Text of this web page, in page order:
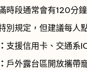
時段通常會有120分
別規定，但建議每人
支援信用卡、交通系
戶外露台區開放攜帶